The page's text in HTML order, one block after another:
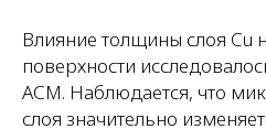
Влияние толщины слоя
поверхности
АСМ. Наблюдается, что
слоя значительно